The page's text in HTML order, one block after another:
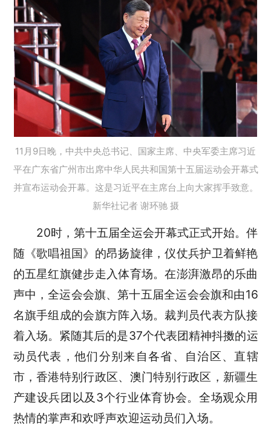
11月9日晚，中共中央总书记、国家主席、中央军委主席习近
平在广东省广州市出席中华人民共和国第十五届运动会开幕式
并宣布运动会开幕。这是习近平在主席台上向大家挥手致意。
新华社记者 谢环驰 摄
20时，第十五届全运会开幕式正式开始。伴
随《歌唱祖国》的昂扬旋律，仪仗兵护卫着鲜艳
的五星红旗健步走入体育场。在澎湃激昂的乐曲
声中，全运会会旗、第十五届全运会会旗和由16
名旗手组成的会旗方阵入场。裁判员代表方队接
着入场。紧随其后的是37个代表团精神抖擞的运
动员代表，他们分别来自各省、自治区、直辖
市，香港特别行政区、澳门特别行政区，新疆生
产建设兵团以及3个行业体育协会。全场观众用
热情的掌声和欢呼声欢迎运动员们入场。